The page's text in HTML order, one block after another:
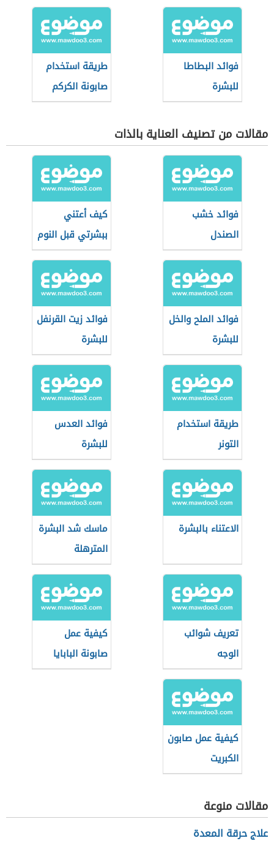
فوائد البطاطا
للبشرة
طريقة استخدام
صابونة الكركم
مقالات من تصنيف العناية بالذات
فوائد خشب
الصندل
كيف أعتني
ببشرتي قبل النوم
فوائد الملح والخل
للبشرة
فوائد زيت القرنفل
للبشرة
طريقة استخدام
التونر
فوائد العدس
للبشرة
الاعتناء بالبشرة
ماسك شد البشرة
المترهلة
تعريف شوائب
الوجه
كيفية عمل
صابونة البابايا
كيفية عمل صابون
الكبريت
مقالات منوعة
علاج حرقة المعدة